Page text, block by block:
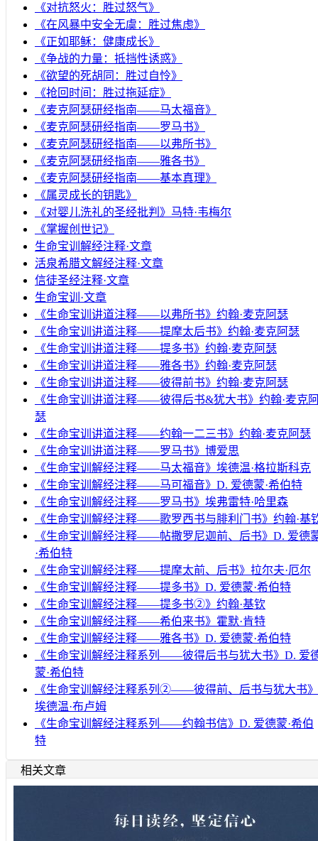
《对抗怒火：胜过怒气》
《在风暴中安全无虞：胜过焦虑》
《正如耶稣：健康成长》
《争战的力量：抵挡性诱惑》
《欲望的死胡同：胜过自怜》
《抢回时间：胜过拖延症》
《麦克阿瑟研经指南——马太福音》
《麦克阿瑟研经指南——罗马书》
《麦克阿瑟研经指南——以弗所书》
《麦克阿瑟研经指南——雅各书》
《麦克阿瑟研经指南——基本真理》
《属灵成长的钥匙》
《对婴儿洗礼的圣经批判》马特·韦梅尔
《掌握创世记》
生命宝训解经注释·文章
活泉希腊文解经注释·文章
信徒圣经注释·文章
生命宝训·文章
《生命宝训讲道注释——以弗所书》约翰·麦克阿瑟
《生命宝训讲道注释——提摩太后书》约翰·麦克阿瑟
《生命宝训讲道注释——提多书》约翰·麦克阿瑟
《生命宝训讲道注释——雅各书》约翰·麦克阿瑟
《生命宝训讲道注释——彼得前书》约翰·麦克阿瑟
《生命宝训讲道注释——彼得后书&犹大书》约翰·麦克
瑟
《生命宝训讲道注释——约翰一二三书》约翰·麦克阿瑟
《生命宝训讲道注释——罗马书》博爱思
《生命宝训解经注释——马太福音》埃德温·格拉斯科克
《生命宝训解经注释——马可福音》D. 爱德蒙·希伯特
《生命宝训解经注释——罗马书》埃弗雷特·哈里森
《生命宝训解经注释——歌罗西书与腓利门书》约翰·基
《生命宝训解经注释——帖撒罗尼迦前、后书》D. 爱德
·希伯特
《生命宝训解经注释——提摩太前、后书》拉尔夫·厄尔
《生命宝训解经注释——提多书》D. 爱德蒙·希伯特
《生命宝训解经注释——提多书②》约翰·基钦
《生命宝训解经注释——希伯来书》霍默·肯特
《生命宝训解经注释——雅各书》D. 爱德蒙·希伯特
《生命宝训解经注释系列——彼得后书与犹大书》D. 爱
蒙·希伯特
《生命宝训解经注释系列②——彼得前、后书与犹大书》
埃德温·布卢姆
《生命宝训解经注释系列——约翰书信》D. 爱德蒙·希伯
特
相关文章